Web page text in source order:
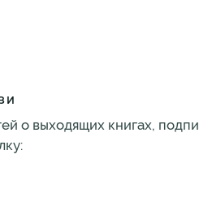
о выходящих книгах,